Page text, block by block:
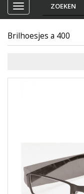
Brilhoesjes a 400